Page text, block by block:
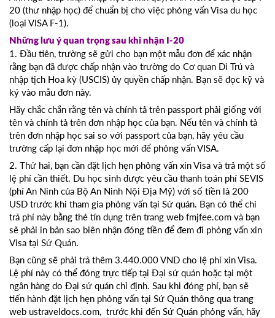
20 (thư nhập học) để chuẩn bị cho việc phỏng vấn Visa du học
(loại VISA F-1).
Những lưu ý quan trọng sau khi nhận I-20
1. Đầu tiên, trường sẽ gửi cho bạn một mẫu đơn để xác nhận
rằng bạn đã được chấp nhận vào trường do Cơ quan Di Trú và
nhập tịch Hoa kỳ (USCIS) ủy quyền chấp nhận. Bạn sẽ đọc kỹ và
ký vào mẫu đơn này.
Hãy chắc chắn rằng tên và chính tả trên passport phải giống với
tên và chính tả trên đơn nhập học của bạn. Nếu tên và chính tả
trên đơn nhập học sai so với passport của bạn, hãy yêu cầu
trường cấp lại đơn nhập học mới để phỏng vấn VISA.
2. Thứ hai, bạn cần đặt lịch hẹn phỏng vấn xin Visa và trả một số
lệ phí cần thiết. Du học sinh được yêu cầu thanh toán phí SEVIS
(phí An Ninh của Bộ An Ninh Nội Địa Mỹ) với số tiền là 200
USD trước khi tham gia phỏng vấn tại Sứ quán. Bạn có thể chi
trả phí này bằng thẻ tín dụng trên trang web fmjfee.com và bạn
sẽ phải in bản sao biên nhận đóng tiền để đem đi phỏng vấn xin
Visa tại Sứ Quán.
Bạn cũng sẽ phải trả thêm 3.440.000 VND cho lệ phí xin Visa.
Lệ phí này có thể đóng trực tiếp tại Đại sứ quán hoặc tại một
ngân hàng do Đại sứ quán chỉ định. Sau khi đóng phí, bạn sẽ
tiến hành đặt lịch hẹn phỏng vấn tại Sứ Quán thông qua trang
web ustraveldocs.com, trước khi đến Sứ Quán phỏng vấn, hãy